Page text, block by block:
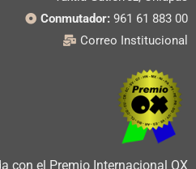
Conmutador: 961 61 883 00
Correo Institucional
con el Premio Internacional OX